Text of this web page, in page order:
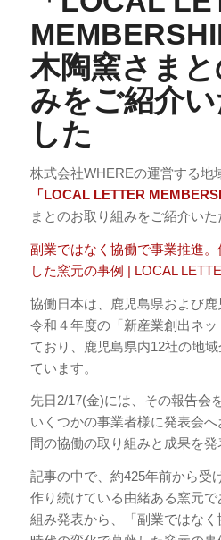
木陶窯さま
みをご紹介
した
株式会社WHEREの運営する地
「LOCAL LETTER
まとのお取り組みをご紹介いた
副業ではなく協働で事業推進
した窯元の事例 | LOCAL
協働日本は、鹿児島県および
令和４年度の「新産業創出ネ
ており、鹿児島県内12社の地
ています。
先日2/17(金)には、その報告会
いくつかの事業者様に発表会
間の協働の取り組みと成果を発
記事の中で、約425年前から受
作り続けている由緒ある窯元
組み発表から、「副業ではな